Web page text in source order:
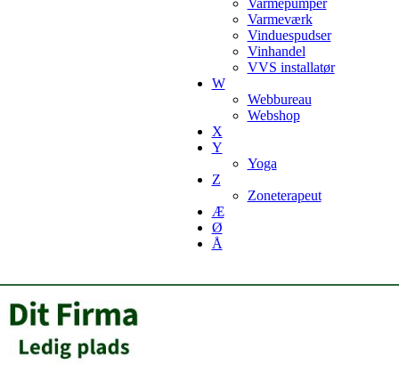
Varmepumper
Varmeværk
Vinduespudser
Vinhandel
VVS installatør
W
Webbureau
Webshop
X
Y
Yoga
Z
Zoneterapeut
Æ
Ø
Å